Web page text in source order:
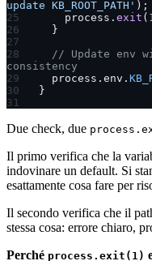
update KB_ROOT_PATH' );
    process.
exit (
  }
// Update env
consistency
  process.env.
}
Due check, due
Il primo verifica che la
indovinare un default. Si
esattamente cosa fare per
Il secondo verifica che il
stessa cosa: errore chiaro,
Perché process.exit(1)